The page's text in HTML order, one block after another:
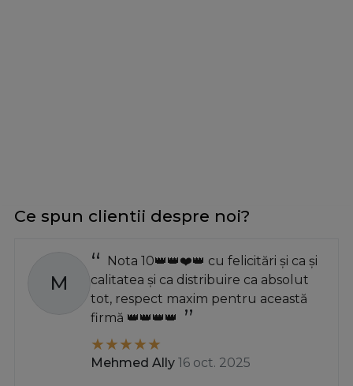
Ce spun clientii despre noi?
M
Nota 10👑👑❤️👑 cu felicitări și ca și
calitatea și ca distribuire ca absolut
tot, respect maxim pentru această
firmă 👑👑👑👑
Mehmed Ally 16 oct. 2025